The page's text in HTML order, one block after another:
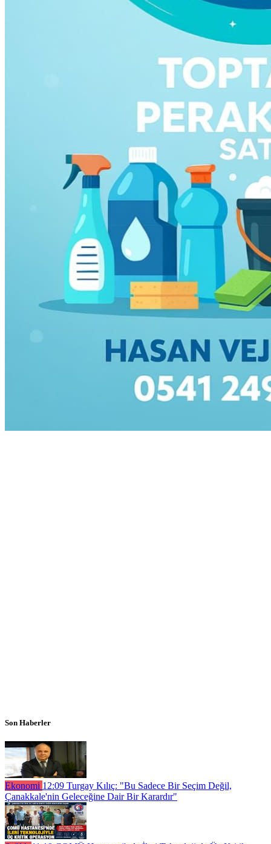
Son Haberler
Ekonomi 12:09 Turgay Kılıç: "Bu Sadece Bir Seçim Değil,
Çanakkale'nin Geleceğine Dair Bir Karardır"